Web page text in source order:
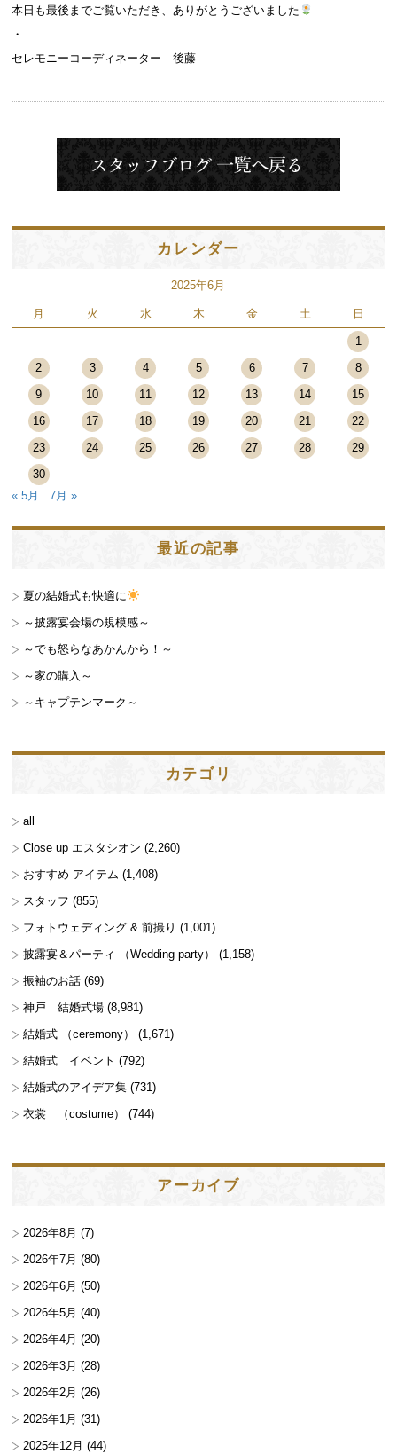
本日も最後までご覧いただき、ありがとうございました
・
セレモニーコーディネーター 後藤
カレンダー
2025年6月
月 火 水 木 金 土 日
1
2
3 4 5 6 7
8
9
10 11 12 13 14
15
16
17 18 19 20 21
22
23
24 25 26 27 28
29
30
« 5月
7月 »
最近の記事
夏の結婚式も快適に
～披露宴会場の規模感～
～でも怒らなあかんから！～
～家の購入～
～キャプテンマーク～
カテゴリ
all
Close up エスタシオン (2,260)
おすすめ アイテム (1,408)
スタッフ (855)
フォトウェディング & 前撮り (1,001)
披露宴＆パーティ （Wedding party）
(1,158)
振袖のお話 (69)
神戸 結婚式場 (8,981)
結婚式 （ceremony）
(1,671)
結婚式 イベント (792)
結婚式のアイデア集 (731)
衣裳 （costume）
(744)
アーカイブ
2026年8月 (7)
2026年7月 (80)
2026年6月 (50)
2026年5月 (40)
2026年4月 (20)
2026年3月 (28)
2026年2月 (26)
2026年1月 (31)
2025年12月 (44)